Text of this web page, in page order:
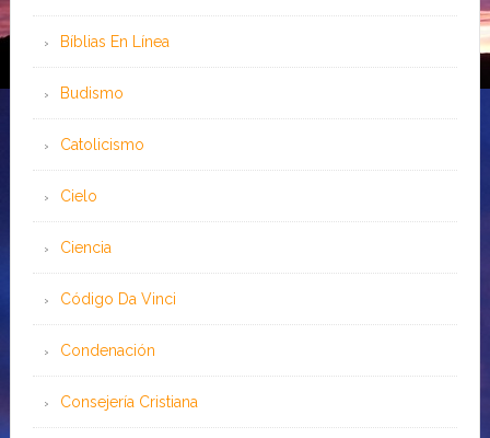
Bíblias En Línea
Budismo
Catolicismo
Cielo
Ciencia
Código Da Vinci
Condenación
Consejería Cristiana